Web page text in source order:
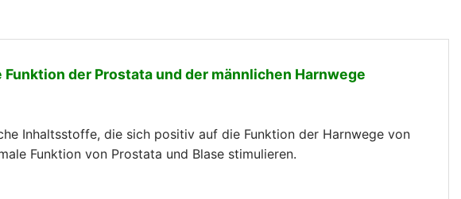
der Prostata und der männlichen Harnwege
Inhaltsstoffe, die sich positiv auf die Funktion der Harnwege von
Funktion von Prostata und Blase stimulieren.